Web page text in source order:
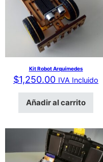
Kit Robot Arquímedes
$1,250.00 IVA Incluido
Añadir al carrito